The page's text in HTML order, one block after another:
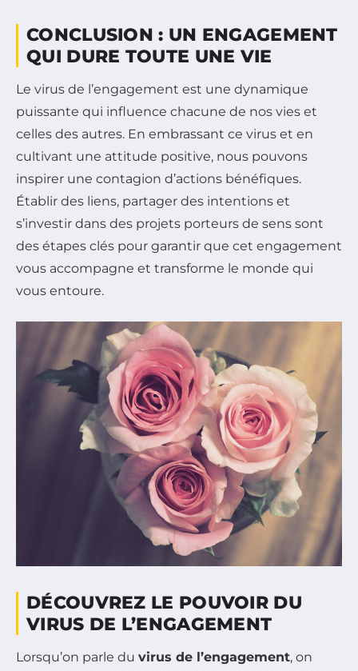
CONCLUSION : UN ENGAGEMENT
QUI DURE TOUTE UNE VIE
Le virus de l’engagement est une dynamique
puissante qui influence chacune de nos vies et
celles des autres. En embrassant ce virus et en
cultivant une attitude positive, nous pouvons
inspirer une contagion d’actions bénéfiques.
Établir des liens, partager des intentions et
s’investir dans des projets porteurs de sens sont
des étapes clés pour garantir que cet engagement
vous accompagne et transforme le monde qui
vous entoure.
DÉCOUVREZ LE POUVOIR DU
VIRUS DE L’ENGAGEMENT
Lorsqu’on parle du virus de l’engagement, on